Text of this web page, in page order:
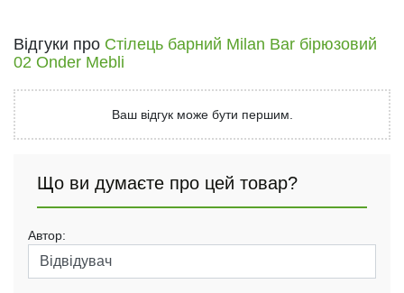
Відгуки про Стілець барний Milan Bar бірюзовий
02 Onder Mebli
Ваш відгук може бути першим.
Що ви думаєте про цей товар?
Автор: